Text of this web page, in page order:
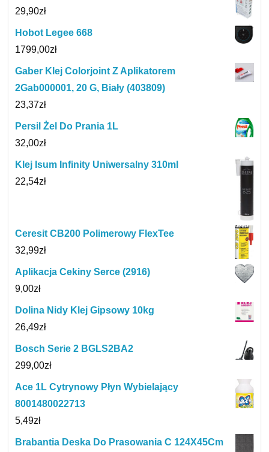
29,90zł
Hobot Legee 668
1799,00zł
Gaber Klej Colorjoint Z Aplikatorem
2Gab000001, 20 G, Biały (403809)
23,37zł
Persil Żel Do Prania 1L
32,00zł
Klej Isum Infinity Uniwersalny 310ml
22,54zł
Ceresit CB200 Polimerowy FlexTee
32,99zł
Aplikacja Cekiny Serce (2916)
9,00zł
Dolina Nidy Klej Gipsowy 10kg
26,49zł
Bosch Serie 2 BGLS2BA2
299,00zł
Ace 1L Cytrynowy Płyn Wybielający
8001480022713
5,49zł
Brabantia Deska Do Prasowania C 124X45Cm